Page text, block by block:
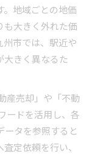
。地域ごとの地価
も大きく外れた価
市では、駅近や
大きく異なるた
産売却」や「不動
ードを活用し、各
タを参照すると
定依頼を行い、